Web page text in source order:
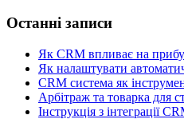
Останні записи
Як CRM впливає на
Як налаштувати
CRM система як
Арбітраж та товарка для
Інструкція з інтеграції